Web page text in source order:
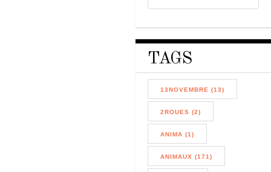
TAGS
13NOVEMBRE (13)
2ROUES (2)
ANIMA (1)
ANIMAUX (171)